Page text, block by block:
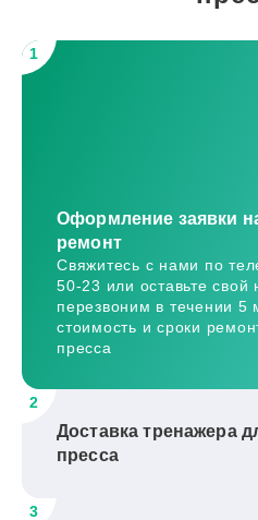
1
Оформление заявки
ремонт
Свяжитесь с нами по
50-23 или оставьте
перезвоним в течении 5
стоимость и сроки
пресса
2
Доставка тренажера
пресса
3